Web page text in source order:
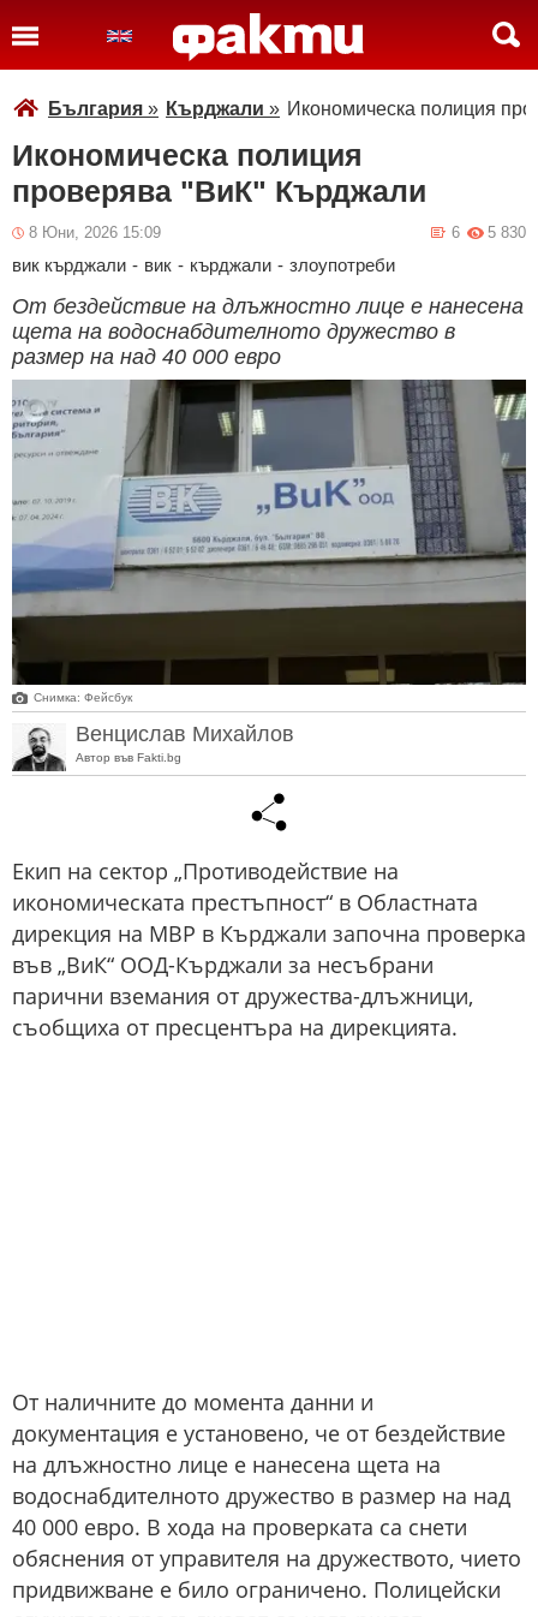
България » Кърджали » Икономическа полиция
Икономическа полиция
проверява "ВиК" Кърджали
8 Юни, 2026 15:09 5 830
6
вик кърджали - вик - кърджали - злоупотреби
От бездействие на длъжностно лице е нанесена
щета на водоснабдителното дружество в
размер на над 40 000 евро
Снимка: Фейсбук
Венцислав Михайлов
Автор във Fakti.bg
Екип на сектор „Противодействие на
икономическата престъпност“ в Областната
дирекция на МВР в Кърджали започна проверка
във „ВиК“ ООД-Кърджали за несъбрани
парични вземания от дружества-длъжници,
съобщиха от пресцентъра на дирекцията.
От наличните до момента данни и
документация е установено, че от бездействие
на длъжностно лице е нанесена щета на
водоснабдителното дружество в размер на над
40 000 евро. В хода на проверката са снети
обяснения от управителя на дружеството, чието
придвижване е било ограничено. Полицейски